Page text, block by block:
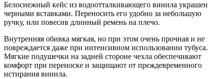
Белоснежный кейс из водоотталкивающего винила украшен
черными вставками. Переносить его удобно за небольшую
ручку, или повесив длинный ремень на плечо.
Внутренняя обивка мягкая, но при этом очень прочная и не
повреждается даже при интенсивном использовании тубуса.
Мягкие подушечки на задней стороне чехла обеспечивают
комфорт при переноске и защищают от преждевременного
истирания винила.